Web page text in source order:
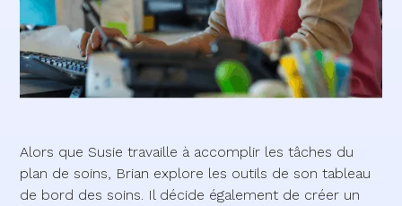
Alors que Susie travaille à accomplir les tâches du
plan de soins, Brian explore les outils de son tableau
de bord des soins. Il décide également de créer un